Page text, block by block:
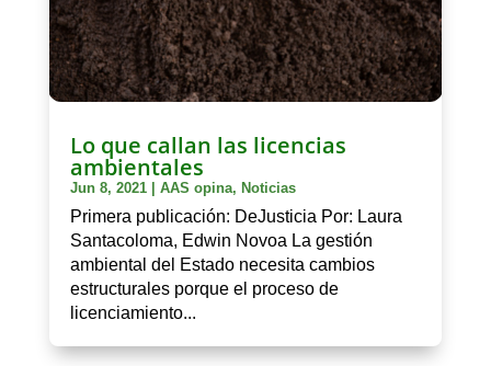
Lo que callan las licencias
ambientales
Jun 8, 2021| AAS opina, Noticias
Primera publicación: DeJusticia Por: Laura
Santacoloma, Edwin Novoa La gestión
ambiental del Estado necesita cambios
estructurales porque el proceso de
licenciamiento...